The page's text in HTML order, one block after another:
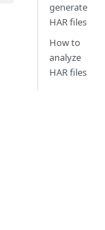
generate
HAR files
How to
analyze
HAR files